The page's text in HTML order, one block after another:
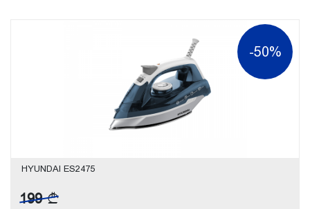
-50%
HYUNDAI ES2475
199